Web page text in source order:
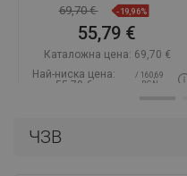
ЧЗВ
69,70 € -19,96%
55,79 €
Каталожна цена: 69,70 €
Най-ниска цена:
55,79 €
/ 160,69
BGN
Добави в количката